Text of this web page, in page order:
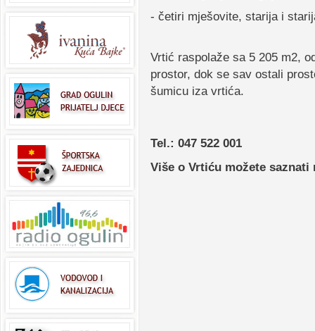
- četiri mješovite, starija i
Vrtić raspolaže sa 5 205 m2,
prostor, dok se sav ostali
šumicu iza vrtića.
Tel.: 047 522 001
Više o Vrtiću možete